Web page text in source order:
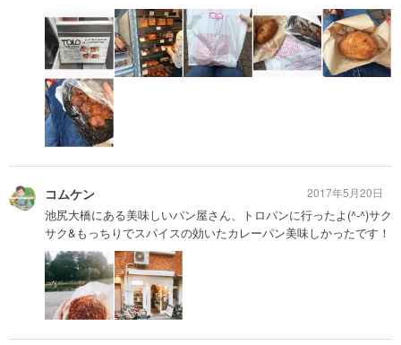
コムケン
池尻大橋にある美味しいパン屋さん、トロパンに行ったよ(^-^)サク
サク&もっちりでスパイスの効いたカレーパン美味しかったです！
2017年5月20日